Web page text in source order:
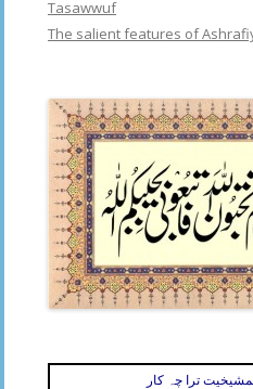
Tasawwuf
The salient features of
ترا چہ کار